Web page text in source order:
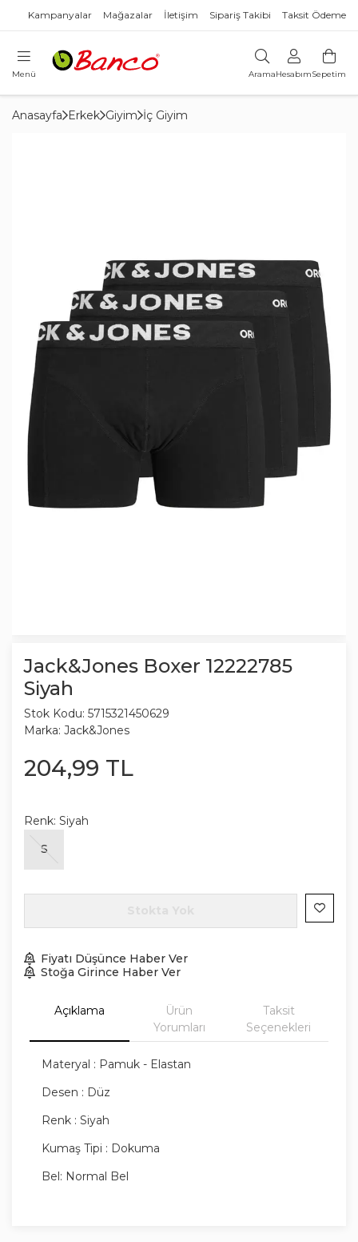
Kampanyalar Mağazalar İletişim Sipariş Takibi Taksit Ödeme
Menü AramaHesabımSepetim
Anasayfa Erkek Giyim İç Giyim
Jack&Jones Boxer 12222785
Siyah
Stok Kodu: 5715321450629
Marka: Jack&Jones
204,99 TL
Renk: Siyah
S
Fiyatı Düşünce Haber Ver
Stoğa Girince Haber Ver
Açıklama
Ürün
Yorumları
Taksit
Seçenekleri
Materyal : Pamuk - Elastan
Desen : Düz
Renk : Siyah
Kumaş Tipi : Dokuma
Bel: Normal Bel